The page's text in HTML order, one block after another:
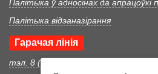
Палітыка ў адносінах да апрацоўкі
Палітыка відэаназірання
Гарачая лінія
тэл. 8 (017) 352 46 05